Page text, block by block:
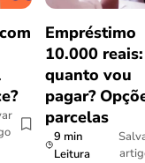
Empréstimo
10.000 reais:
quanto vou
pagar?
parcelas
9 min
Leitura